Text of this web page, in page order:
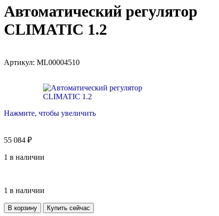
Автоматический регулятор
CLIMATIC 1.2
Артикул: ML00004510
Нажмите, чтобы увеличить
55 084 ₽
1 в наличии
1 в наличии
В корзину Купить сейчас